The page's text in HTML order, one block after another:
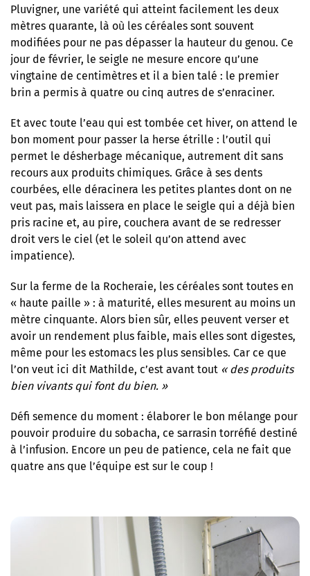
Pluvigner, une variété qui atteint facilement les deux
mètres quarante, là où les céréales sont souvent
modifiées pour ne pas dépasser la hauteur du genou. Ce
jour de février, le seigle ne mesure encore qu’une
vingtaine de centimètres et il a bien talé : le premier
brin a permis à quatre ou cinq autres de s’enraciner.
Et avec toute l’eau qui est tombée cet hiver, on attend le
bon moment pour passer la herse étrille : l’outil qui
permet le désherbage mécanique, autrement dit sans
recours aux produits chimiques. Grâce à ses dents
courbées, elle déracinera les petites plantes dont on ne
veut pas, mais laissera en place le seigle qui a déjà bien
pris racine et, au pire, couchera avant de se redresser
droit vers le ciel (et le soleil qu’on attend avec
impatience).
Sur la ferme de la Rocheraie, les céréales sont toutes en
« haute paille » : à maturité, elles mesurent au moins un
mètre cinquante. Alors bien sûr, elles peuvent verser et
avoir un rendement plus faible, mais elles sont digestes,
même pour les estomacs les plus sensibles. Car ce que
l’on veut ici dit Mathilde, c’est avant tout « des produits
bien vivants qui font du bien. »
Défi semence du moment : élaborer le bon mélange pour
pouvoir produire du sobacha, ce sarrasin torréfié destiné
à l’infusion. Encore un peu de patience, cela ne fait que
quatre ans que l’équipe est sur le coup !